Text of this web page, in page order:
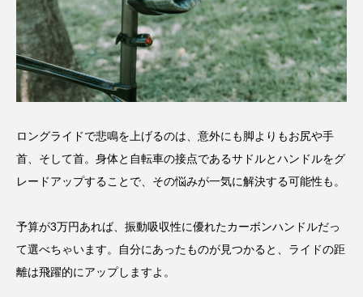
ロングライドで悲鳴を上げるのは、意外にも脚よりもお尻や手
首、そして首。身体と自転車の接点であるサドルとハンドルをグ
レードアップすることで、その悩みが一気に解決する可能性も。
予算が3万円あれば、振動吸収性に優れたカーボンハンドルだっ
て選べちゃいます。自分にあったものが見つかると、ライドの距
離は飛躍的にアップしますよ。